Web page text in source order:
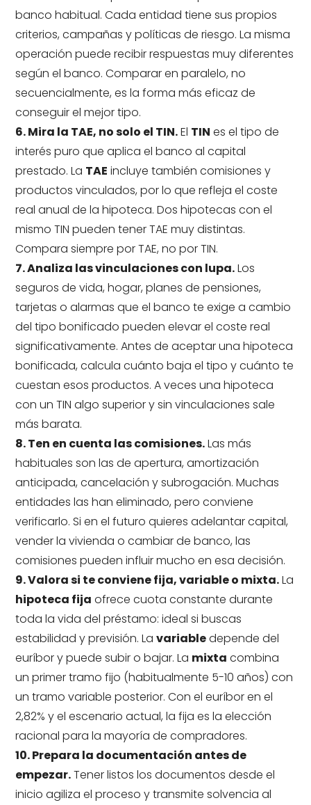
banco habitual. Cada entidad tiene sus propios
criterios, campañas y políticas de riesgo. La misma
operación puede recibir respuestas muy diferentes
según el banco. Comparar en paralelo, no
secuencialmente, es la forma más eficaz de
conseguir el mejor tipo.
6. Mira la TAE, no solo el TIN.El TIN es el tipo de
interés puro que aplica el banco al capital
prestado. La TAE incluye también comisiones y
productos vinculados, por lo que refleja el coste
real anual de la hipoteca. Dos hipotecas con el
mismo TIN pueden tener TAE muy distintas.
Compara siempre por TAE, no por TIN.
7. Analiza las vinculaciones con lupa.Los
seguros de vida, hogar, planes de pensiones,
tarjetas o alarmas que el banco te exige a cambio
del tipo bonificado pueden elevar el coste real
significativamente. Antes de aceptar una hipoteca
bonificada, calcula cuánto baja el tipo y cuánto te
cuestan esos productos. A veces una hipoteca
con un TIN algo superior y sin vinculaciones sale
más barata.
8. Ten en cuenta las comisiones.Las más
habituales son las de apertura, amortización
anticipada, cancelación y subrogación. Muchas
entidades las han eliminado, pero conviene
verificarlo. Si en el futuro quieres adelantar capital,
vender la vivienda o cambiar de banco, las
comisiones pueden influir mucho en esa decisión.
9. Valora si te conviene fija, variable o mixta.La
hipoteca fija ofrece cuota constante durante
toda la vida del préstamo: ideal si buscas
estabilidad y previsión. Lavariabledepende del
euríbor y puede subir o bajar. La mixta combina
un primer tramo fijo (habitualmente 5-10 años) con
un tramo variable posterior. Con el euríbor en el
2,82% y el escenario actual, la fija es la elección
racional para la mayoría de compradores.
10. Prepara la documentación antes de
empezar.Tener listos los documentos desde el
inicio agiliza el proceso y transmite solvencia al